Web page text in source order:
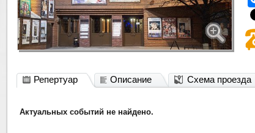
Репертуар Описание Схема проезда
Актуальных событий не найдено.